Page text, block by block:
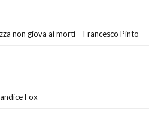
non giova ai morti – Francesco Pinto
Fox